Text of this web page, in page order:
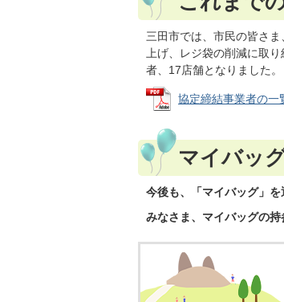
三田市では、市民の皆さ
上げ、レジ袋の削減に取
者、17店舗となりました。
協定締結事業者の一
マイバッ
今後も、「マイバッグ」を
みなさま、マイバッグの